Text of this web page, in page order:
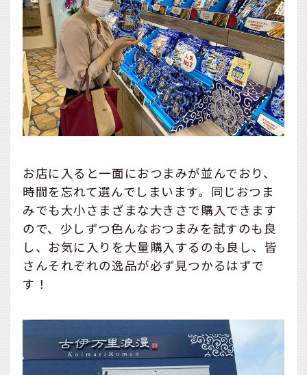
お店に入ると一面におつまみが並んでおり、
時間を忘れて選んでしまいます。同じおつま
みでも大小さまざまな大きさで購入できます
ので、少しずつ色んなおつまみを試すのも良
し、お気に入りを大量購入するのも良し、皆
さんそれぞれの逸品が必ず見つかるはずで
す！